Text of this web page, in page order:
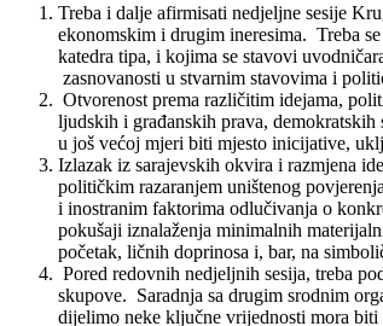
Treba i dalje afirmisati nedjeljne sesije
ekonomskim i drugim ineresima. Treba
katedra tipa, i kojima se stavovi
zasnovanosti u stvarnim stavovima i
Otvorenost prema različitim idejama,
ljudskih i građanskih prava, demokratskih
u još većoj mjeri biti mjesto inicijative,
Izlazak iz sarajevskih okvira i razmjena
političkim razaranjem uništenog
i inostranim faktorima odlučivanja o
pokušaji iznalaženja minimalnih
početak, ličnih doprinosa i, bar, na
Pored redovnih nedjeljnih sesija, treba
skupove. Saradnja sa drugim srodnim
dijelimo neke ključne vrijednosti mora